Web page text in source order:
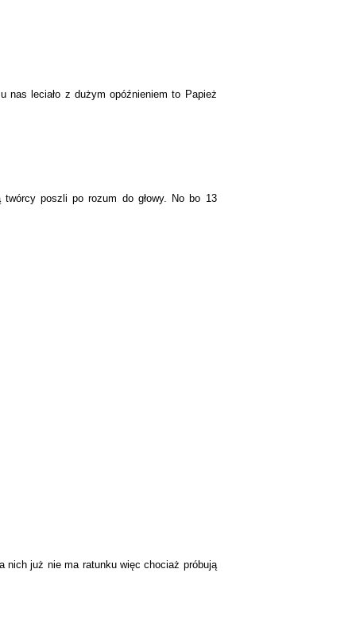
nas leciało z dużym opóźnieniem to Papież
poszli po rozum do głowy. No bo 13
nich już nie ma ratunku więc chociaż próbują